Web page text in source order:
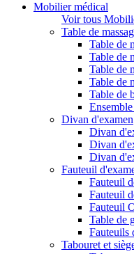
Mobilier médical
Voir tous
Table de
Table de
Table de
Table de
Table de
Table de
Divan d'examen
Divan
Divan
Divan
Fauteuil
Fauteuil
Fauteuil
Fauteuil
Table de
Fauteuils
Tabouret et